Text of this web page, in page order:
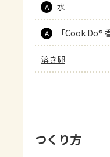
A 水
A 「Cook Do®
溶き卵
つくり方